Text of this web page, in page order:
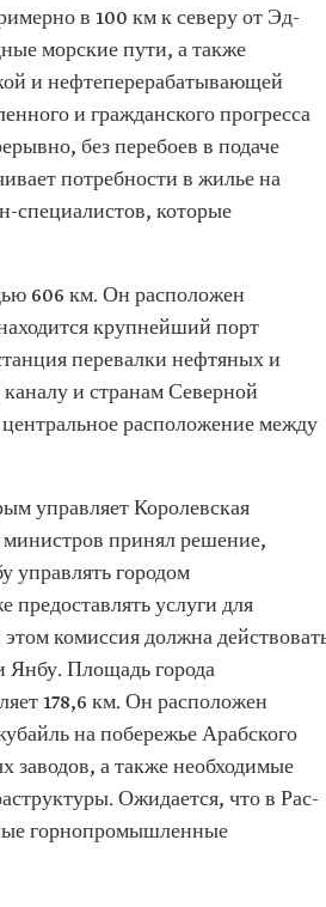
в 100 км к северу от Эд-
морские пути, а также
и нефтеперерабатывающей
и гражданского прогресса
без перебоев в подаче
потребности в жилье на
специалистов, которые
606 км. Он расположен
крупнейший порт
перевалки нефтяных и
и странам Северной
расположение между
управляет Королевская
принял решение,
городом
услуги для
комиссия должна
Янбу. Площадь города
178,6 км. Он расположен
на побережье Арабского
заводов, а также необходимые
Ожидается, что в Рас-
горнопромышленные